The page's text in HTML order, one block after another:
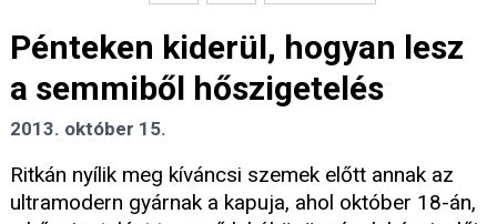
Pénteken kiderül, hogyan lesz
a semmiből hőszigetelés
2013. október 15.
Ritkán nyílik meg kíváncsi szemek előtt annak az
ultramodern gyárnak a kapuja, ahol október 18-án,